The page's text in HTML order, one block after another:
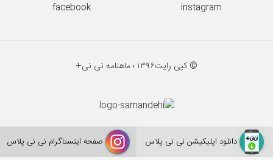
facebook instagram
© کپی رایت۱۳۹۶ ؛ ماهنامه نی نی+
دانلود اپلیکیشن نی نی پلاس صفحه اینستاگرام نی نی پلاس